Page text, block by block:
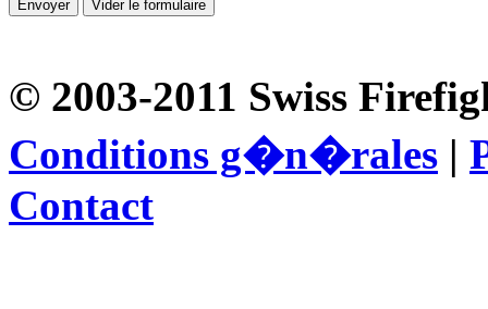
© 2003-2011 Swiss
Conditions g�n�rales |
Contact